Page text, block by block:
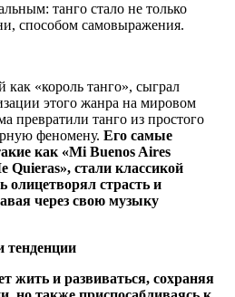
танго стало не только
способом самовыражения.
как «король танго», сыграл
этого жанра на мировом
превратили танго из простого
феномену. Его самые
как «Mi Buenos Aires
Quieras», стали классикой
олицетворял страсть и
через свою музыку
жить и развиваться, сохраняя